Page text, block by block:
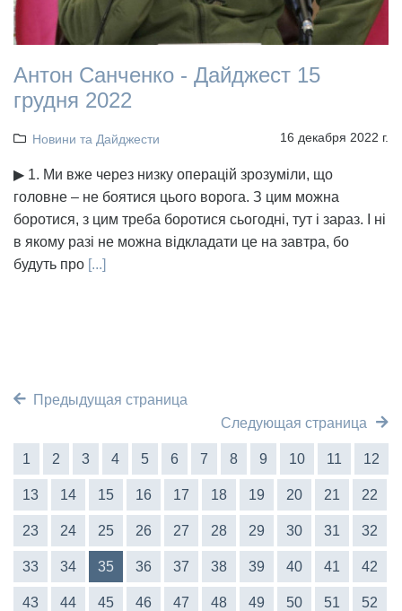
Антон Санченко - Дайджест 15
грудня 2022
Новини та Дайджести 16 декабря 2022 г.
▶ 1. Ми вже через низку операцій зрозуміли, що
головне – не боятися цього ворога. З цим можна
боротися, з цим треба боротися сьогодні, тут і зараз. І ні
в якому разі не можна відкладати це на завтра, бо
будуть про [...]
Предыдущая страница
Следующая страница
1 2 3 4 5 6 7 8 9 10 11 12
13 14 15 16 17 18 19 20 21 22
23 24 25 26 27 28 29 30 31 32
33 34 35 36 37 38 39 40 41 42
43 44 45 46 47 48 49 50 51 52